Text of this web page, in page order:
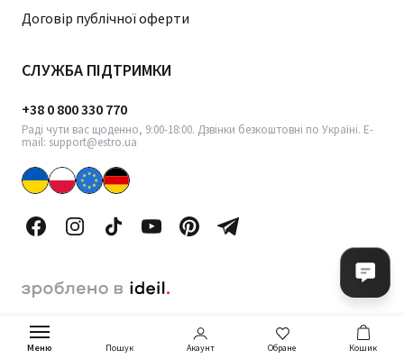
Меню Акаунт Обране Кошик
Договір публічної оферти
СЛУЖБА ПІДТРИМКИ
+38 0 800 330 770
Раді чути вас щоденно, 9:00-18:00. Дзвінки безкоштовні по Україні. E-
mail: support@estro.ua